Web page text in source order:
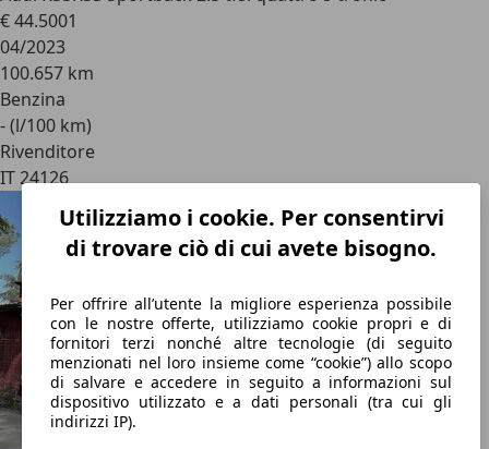
Utilizziamo i cookie. Per consentirvi
di trovare ciò di cui avete bisogno.
Per offrire all’utente la migliore esperienza possibile
con le nostre offerte, utilizziamo cookie propri e di
fornitori terzi nonché altre tecnologie (di seguito
menzionati nel loro insieme come “cookie”) allo scopo
di salvare e accedere in seguito a informazioni sul
dispositivo utilizzato e a dati personali (tra cui gli
indirizzi IP).
€ 44.5001
04/2023
100.657 km
Benzina
- (l/100 km)
Rivenditore
IT 24126